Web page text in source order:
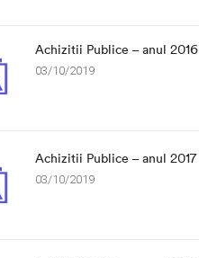
Achizitii Publice – anul 2016
03/10/2019
Achizitii Publice – anul 2017
03/10/2019